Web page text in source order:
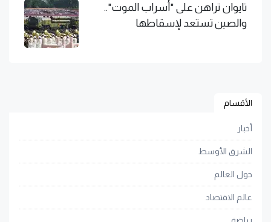
تايوان تراهن على "أسراب الموت"..
والصين تستعد لإسقاطها
الأقسام
أخبار
الشرق الأوسط
حول العالم
عالم الاقتصاد
رياضة